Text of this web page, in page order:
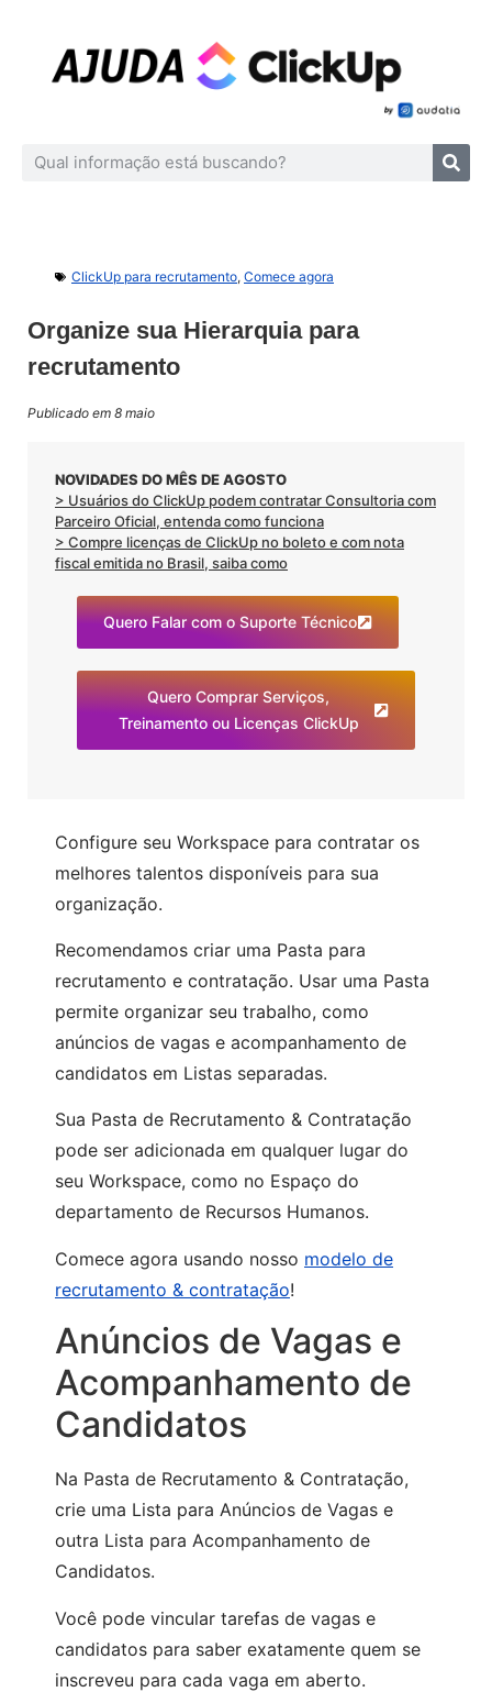
ClickUp para recrutamento, Comece agora
Organize sua Hierarquia para
recrutamento
Publicado em 8 maio
NOVIDADES DO MÊS DE AGOSTO
> Usuários do ClickUp podem contratar Consultoria com
Parceiro Oficial, entenda como funciona
> Compre licenças de ClickUp no boleto e com nota
fiscal emitida no Brasil, saiba como
Quero Falar com o Suporte Técnico
Quero Comprar Serviços,
Treinamento ou Licenças ClickUp
Configure seu Workspace para contratar os
melhores talentos disponíveis para sua
organização.
Recomendamos criar uma Pasta para
recrutamento e contratação. Usar uma Pasta
permite organizar seu trabalho, como
anúncios de vagas e acompanhamento de
candidatos em Listas separadas.
Sua Pasta de Recrutamento & Contratação
pode ser adicionada em qualquer lugar do
seu Workspace, como no Espaço do
departamento de Recursos Humanos.
Comece agora usando nosso modelo de
recrutamento & contratação!
Anúncios de Vagas e
Acompanhamento de
Candidatos
Na Pasta de Recrutamento & Contratação,
crie uma Lista para Anúncios de Vagas e
outra Lista para Acompanhamento de
Candidatos.
Você pode vincular tarefas de vagas e
candidatos para saber exatamente quem se
inscreveu para cada vaga em aberto.